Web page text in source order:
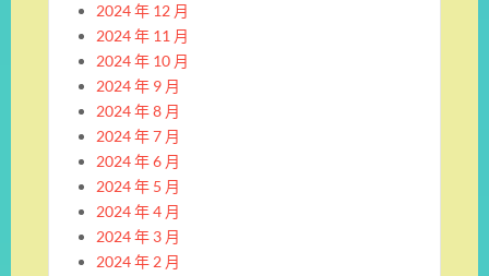
2024 年 12 月
2024 年 11 月
2024 年 10 月
2024 年 9 月
2024 年 8 月
2024 年 7 月
2024 年 6 月
2024 年 5 月
2024 年 4 月
2024 年 3 月
2024 年 2 月